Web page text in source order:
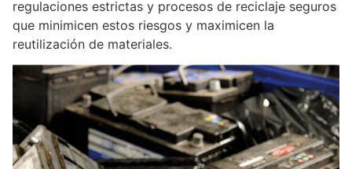
regulaciones estrictas y procesos de reciclaje seguros
que minimicen estos riesgos y maximicen la
reutilización de materiales.